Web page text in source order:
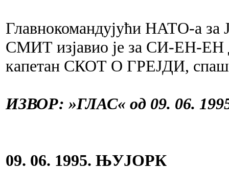
Главнокомандујући НАТО-а
СМИТ изјавио је за СИ-ЕН-ЕН
капетан СКОТ О ГРЕЈДИ,
ИЗВОР: »ГЛАС« од 09. 06.
09. 06. 1995. ЊУЈОРК